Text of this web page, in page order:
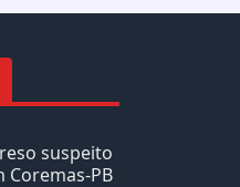
suspeito
Coremas-PB